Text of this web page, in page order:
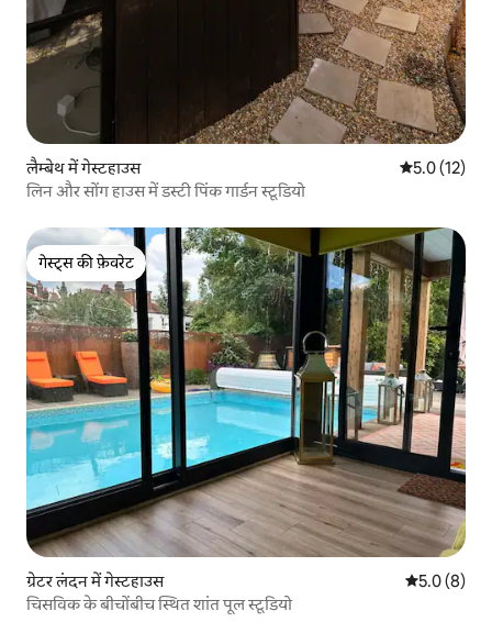
लैम्बेथ में गेस्टहाउस औसत रेटिंग 5
5.0 (12)
लिन और सोंग हाउस में डस्टी पिंक गार्डन स्टूडियो
गेस्ट्स की फ़ेवरेट
गेस्ट्स की फ़ेवरेट
ग्रेटर लंदन में गेस्टहाउस औसत रेटिंग 5
5.0 (8)
चिसविक के बीचोंबीच स्थित शांत पूल स्टूडियो